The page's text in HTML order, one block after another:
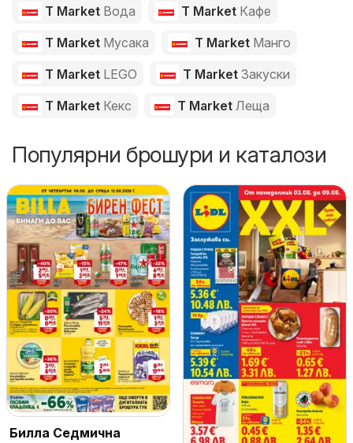
T Market Вода T Market Кафе
T Market Мусака T Market Манго
T Market LEGO T Market Закуски
T Market Кекс T Market Леща
Популярни брошури и каталози
Билла Седмична